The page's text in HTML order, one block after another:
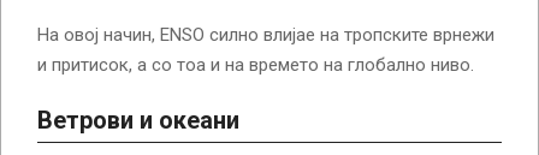
На овој начин, ENSO силно влијае на тропските врнежи
и притисок, а со тоа и на времето на глобално ниво.
Ветрови и океани